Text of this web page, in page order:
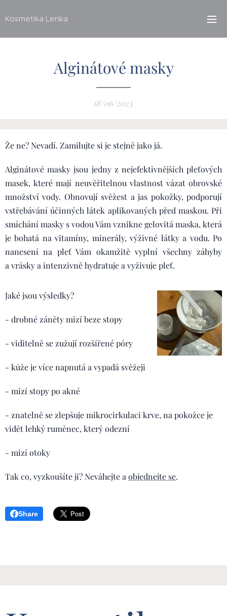
Kosmetika Lenka
Alginátové masky
18/06/2023
Že ne? Nevadí. Zamilujte si je stejně jako já.
Alginátové masky jsou jedny z nejefektivnějších pleťových
masek, které mají neuvěřitelnou vlastnost vázat obrovské
množství vody. Obnovují svěžest a jas pokožky, podporují
vstřebávání účinných látek aplikovaných před maskou. Při
smíchání masky s vodou Vám vznikne gelovitá maska, která
je bohatá na vitamíny, minerály, výživné látky a vodu. Po
nanesení na pleť Vám okamžitě vyplní všechny záhyby
a vrásky a intenzivně hydratuje a vyživuje pleť.
Jaké jsou výsledky?
- drobné záněty mizí beze stopy
- viditelně se zužují rozšířené póry
- kůže je více napnutá a vypadá svěžeji
- mizí stopy po akné
- znatelně se zlepšuje mikrocirkulaci krve, na pokožce je
vidět lehký ruměnec, který odezní
- mizí otoky
Tak co, vyzkoušíte ji? Neváhejte a objednejte se.
Share